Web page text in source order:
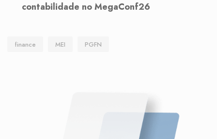
contabilidade no MegaConf26
finance MEI PGFN